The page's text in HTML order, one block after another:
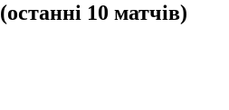
(останні 10 матчів)